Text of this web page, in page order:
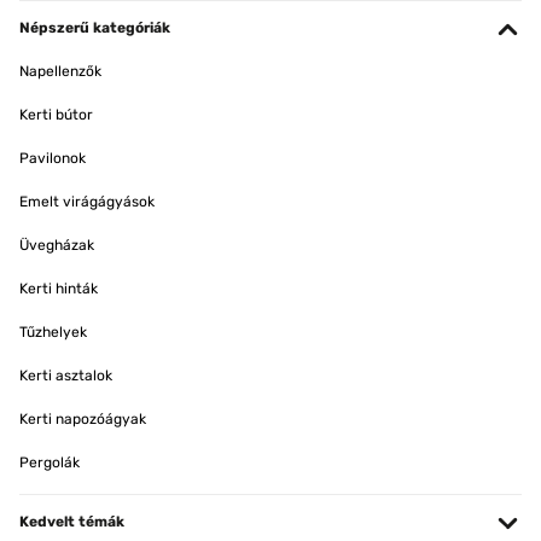
Népszerű kategóriák
Napellenzők
Kerti bútor
Pavilonok
Emelt virágágyások
Üvegházak
Kerti hinták
Tűzhelyek
Kerti asztalok
Kerti napozóágyak
Pergolák
Kedvelt témák